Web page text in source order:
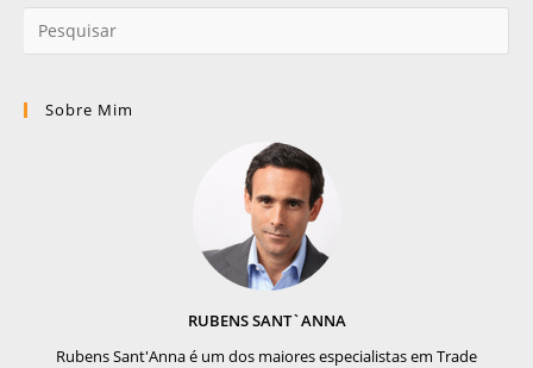
Sobre Mim
RUBENS SANT`ANNA
Rubens Sant'Anna é um dos maiores especialistas em Trade